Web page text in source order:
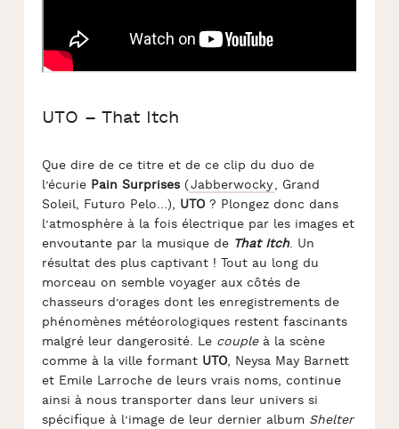
UTO – That Itch
Que dire de ce titre et de ce clip du duo de
l’écurie Pain Surprises(Jabberwocky, Grand
Soleil, Futuro Pelo…), UTO? Plongez donc dans
l’atmosphère à la fois électrique par les images et
envoutante par la musique de That Itch. Un
résultat des plus captivant ! Tout au long du
morceau on semble voyager aux côtés de
chasseurs d’orages dont les enregistrements de
phénomènes météorologiques restent fascinants
malgré leur dangerosité. Le coupleà la scène
comme à la ville formant UTO, Neysa May Barnett
et Emile Larroche de leurs vrais noms, continue
ainsi à nous transporter dans leur univers si
spécifique à l’image de leur dernier album Shelter